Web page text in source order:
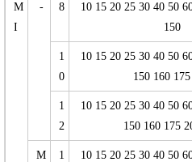
M
I
- 8
10 15 20 25 30 40 50
150
1
0
10 15 20 25 30 40 50
150 160
1
2
10 15 20 25 30 40 50
150 160 175
M
1
10 15 20 25 30 40 50